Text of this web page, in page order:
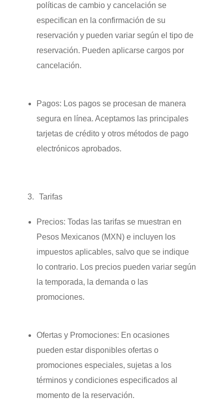
políticas de cambio y cancelación se
especifican en la confirmación de su
reservación y pueden variar según el tipo de
reservación. Pueden aplicarse cargos por
cancelación.
Pagos: Los pagos se procesan de manera
segura en línea. Aceptamos las principales
tarjetas de crédito y otros métodos de pago
electrónicos aprobados.
Tarifas
Precios: Todas las tarifas se muestran en
Pesos Mexicanos (MXN) e incluyen los
impuestos aplicables, salvo que se indique
lo contrario. Los precios pueden variar según
la temporada, la demanda o las
promociones.
Ofertas y Promociones: En ocasiones
pueden estar disponibles ofertas o
promociones especiales, sujetas a los
términos y condiciones especificados al
momento de la reservación.